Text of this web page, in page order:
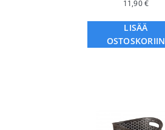
11,90€
LISÄÄ
OSTOSKORIIN